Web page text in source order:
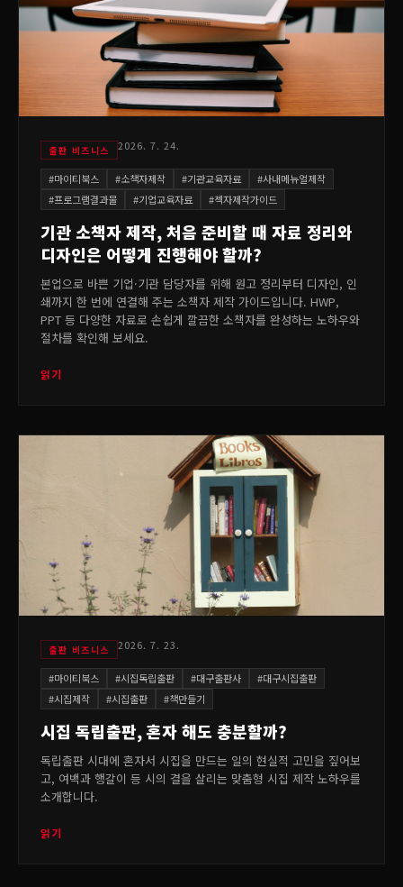
출판 비즈니스 2026. 7. 24.
#마이티북스 #소책자제작 #기관교육자료 #사내메뉴얼제작
#프로그램결과물 #기업교육자료 #젝자제작가이드
기관 소책자 제작, 처음 준비할 때 자료 정리와
디자인은 어떻게 진행해야 할까?
본업으로 바쁜 기업·기관 담당자를 위해 원고 정리부터 디자인, 인
쇄까지 한 번에 연결해 주는 소책자 제작 가이드입니다. HWP,
PPT 등 다양한 자료로 손쉽게 깔끔한 소책자를 완성하는 노하우와
절차를 확인해 보세요.
읽기
출판 비즈니스 2026. 7. 23.
#마이티북스 #시집독립출판 #대구출판사 #대구시집출판
#시집제작 #시집출판 #책만들기
시집 독립출판, 혼자 해도 충분할까?
독립출판 시대에 혼자서 시집을 만드는 일의 현실적 고민을 짚어보
고, 여백과 행갈이 등 시의 결을 살리는 맞춤형 시집 제작 노하우를
소개합니다.
읽기